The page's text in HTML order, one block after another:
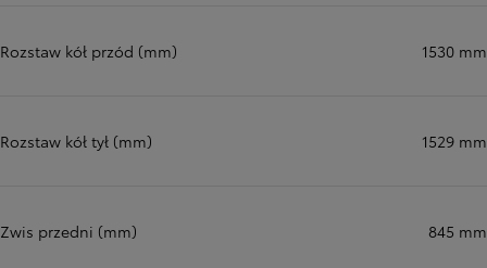
Rozstaw kół przód (mm) 1530 mm
Rozstaw kół tył (mm) 1529 mm
Zwis przedni (mm) 845 mm